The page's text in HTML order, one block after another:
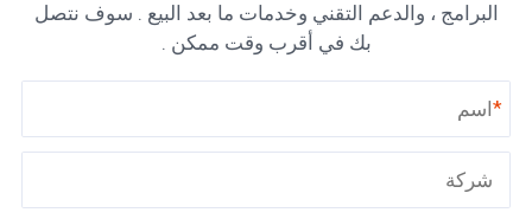
البرامج ، والدعم التقني وخدمات ما بعد البيع . سوف نتصل
بك في أقرب وقت ممكن .
*